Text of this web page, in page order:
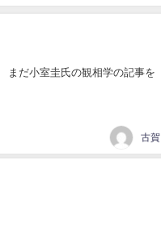
まだ小室圭氏の観相学の記事を
古賀